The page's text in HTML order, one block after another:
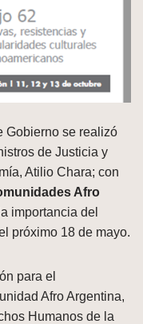
Gobierno se realizó
de Justicia y
Atilio Chara; con
Afro
importancia del
próximo 18 de mayo.
para el
Afro Argentina,
Humanos de la